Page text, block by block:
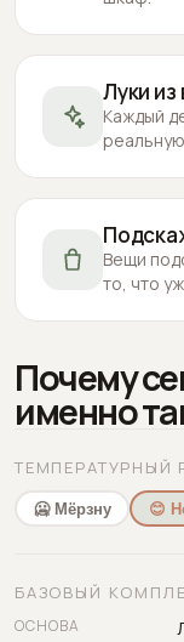
Луки
Каждый
реальную
Вещи
то, что
Почему
именно
ТЕМПЕРАТУРНЫЙ
🥶 Мёрзну 😊
БАЗОВЫЙ
ОСНОВА